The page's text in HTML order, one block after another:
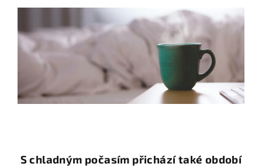
S chladným počasím přichází také období